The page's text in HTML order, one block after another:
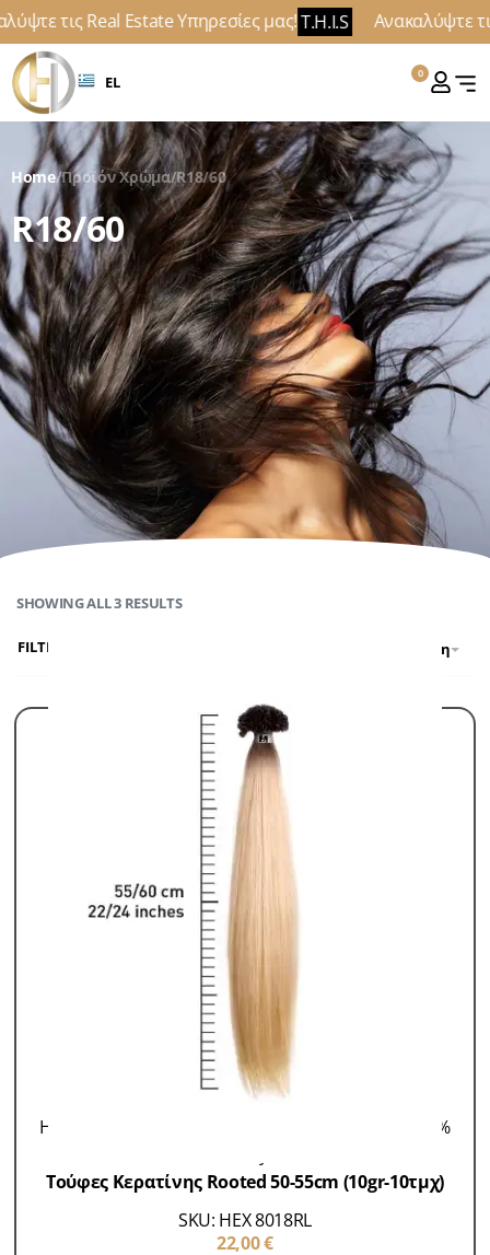
τις Real Estate Υπηρεσίες μας!T.H.I.S Ανακαλύψτε
EL 0
Home/Προϊόν Χρώμα/R18/60
R18/60
SHOWING ALL 3 RESULTS
Προκαθορισμένη ταξινόμηση
FILTER
Hair Extensions 100% Remy
Τούφες Κερατίνης 100%
Τούφες Κερατίνης Rooted 50-55cm (10gr-10τμχ)
SKU: HEX 8018RL
22,00€